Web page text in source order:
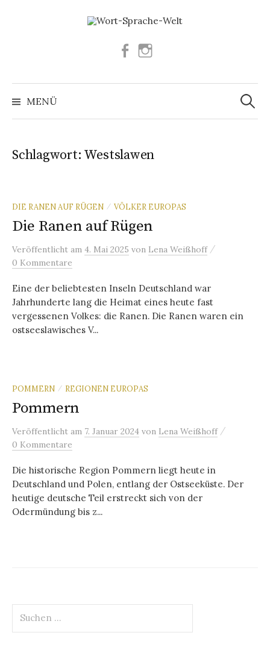
Facebook
MENÜ
Suchen
nach:
Schlagwort: Westslawen
DIE RANEN AUF RÜGEN / VÖLKER EUROPAS
Die Ranen auf Rügen
Veröffentlicht am 4. Mai 2025 von Lena Weißhoff /
0 Kommentare
Eine der beliebtesten Inseln Deutschland war
Jahrhunderte lang die Heimat eines heute fast
vergessenen Volkes: die Ranen. Die Ranen waren ein
ostseeslawisches V...
POMMERN / REGIONEN EUROPAS
Pommern
Veröffentlicht am 7. Januar 2024 von Lena Weißhoff /
0 Kommentare
Die historische Region Pommern liegt heute in
Deutschland und Polen, entlang der Ostseeküste. Der
heutige deutsche Teil erstreckt sich von der
Odermündung bis z...
nach: